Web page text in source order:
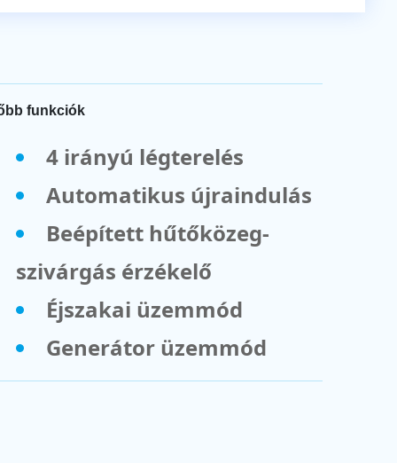
funkciók
4 irányú légterelés
Automatikus újraindulás
Beépített hűtőközeg-
szivárgás érzékelő
Éjszakai üzemmód
Generátor üzemmód